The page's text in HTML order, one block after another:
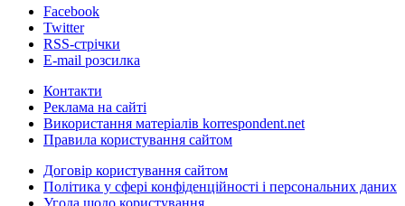
Facebook
Twitter
RSS-стрічки
E-mail розсилка
Контакти
Реклама на сайті
Використання матеріалів korrespondent.net
Правила користування сайтом
Договір користування сайтом
Політика у сфері конфіденційності і персональних даних
Угода щодо користування